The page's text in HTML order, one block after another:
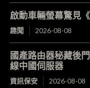
啟動車輛螢幕驚見
趣聞 2026-08-08
國產路由器秘藏後
線中國伺服器
資訊保安 2026-08-08